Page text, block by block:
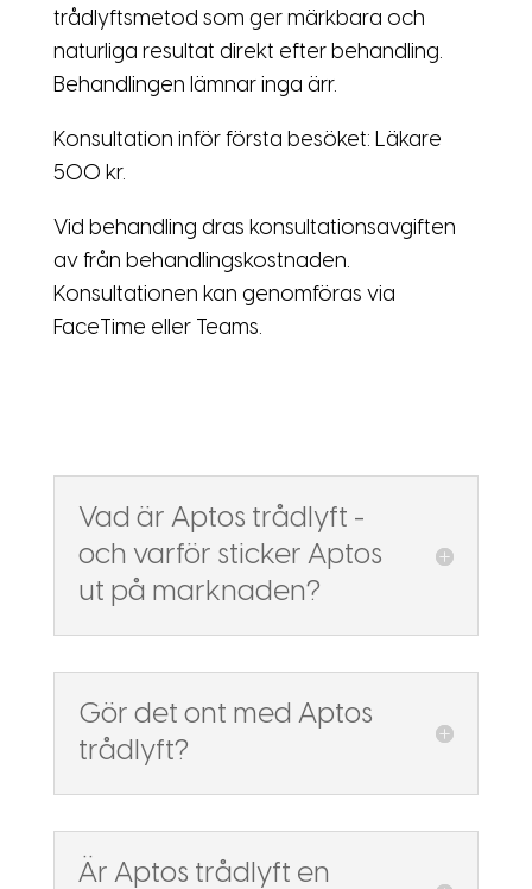
trådlyftsmetod som ger märkbara och
naturliga resultat direkt efter behandling.
Behandlingen lämnar inga ärr.
Konsultation inför första besöket: Läkare
500 kr.
Vid behandling dras konsultationsavgiften
av från behandlingskostnaden.
Konsultationen kan genomföras via
FaceTime eller Teams.
Vad är Aptos trådlyft -
och varför sticker Aptos
ut på marknaden?
Gör det ont med Aptos
trådlyft?
Är Aptos trådlyft en